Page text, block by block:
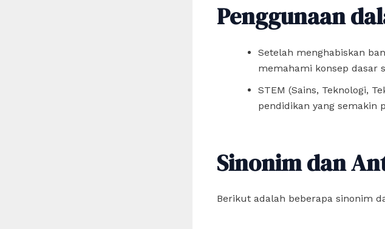
Penggunaan
Setelah menghabiskan
memahami konsep dasar
STEM (Sains, Teknologi,
pendidikan yang semakin
Sinonim dan
Berikut adalah beberapa sinonim